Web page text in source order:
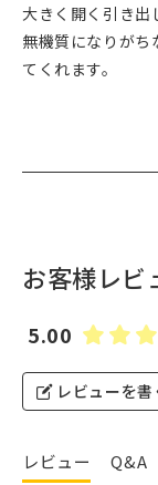
大きく開く引き出
無機質になりがち
てくれます。
お客様レビ
5.00
レビューを書
レビュー Q&A